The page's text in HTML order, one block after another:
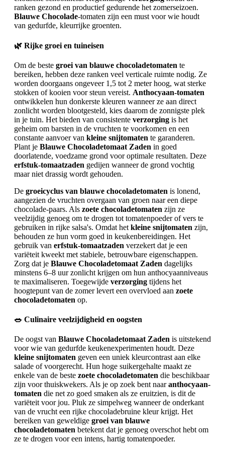
ranken gezond en productief gedurende het zomerseizoen.
Blauwe Chocolade-tomaten zijn een must voor wie houdt
van gedurfde, kleurrijke groenten.
🌿 Rijke groei en tuineisen
Om de beste groei van blauwe chocoladetomaten te
bereiken, hebben deze ranken veel verticale ruimte nodig. Ze
worden doorgaans ongeveer 1,5 tot 2 meter hoog, wat sterke
stokken of kooien voor steun vereist. Anthocyaan-tomaten
ontwikkelen hun donkerste kleuren wanneer ze aan direct
zonlicht worden blootgesteld, kies daarom de zonnigste plek
in je tuin. Het bieden van consistente verzorging is het
geheim om barsten in de vruchten te voorkomen en een
constante aanvoer van kleine snijtomaten te garanderen.
Plant je Blauwe Chocoladetomaat Zaden in goed
doorlatende, voedzame grond voor optimale resultaten. Deze
erfstuk-tomaatzaden gedijen wanneer de grond vochtig
maar niet drassig wordt gehouden.
De groeicyclus van blauwe chocoladetomaten is lonend,
aangezien de vruchten overgaan van groen naar een diepe
chocolade-paars. Als zoete chocoladetomaten zijn ze
veelzijdig genoeg om te drogen tot tomatenpoeder of vers te
gebruiken in rijke salsa's. Omdat het kleine snijtomaten zijn,
behouden ze hun vorm goed in keukenbereidingen. Het
gebruik van erfstuk-tomaatzaden verzekert dat je een
variëteit kweekt met stabiele, betrouwbare eigenschappen.
Zorg dat je Blauwe Chocoladetomaat Zaden dagelijks
minstens 6–8 uur zonlicht krijgen om hun anthocyaanniveaus
te maximaliseren. Toegewijde verzorging tijdens het
hoogtepunt van de zomer levert een overvloed aan zoete
chocoladetomaten op.
🥗 Culinaire veelzijdigheid en oogsten
De oogst van Blauwe Chocoladetomaat Zaden is uitstekend
voor wie van gedurfde keukenexperimenten houdt. Deze
kleine snijtomaten geven een uniek kleurcontrast aan elke
salade of voorgerecht. Hun hoge suikergehalte maakt ze
enkele van de beste zoete chocoladetomaten die beschikbaar
zijn voor thuiskwekers. Als je op zoek bent naaranthocyaan-
tomaten die net zo goed smaken als ze eruitzien, is dit de
variëteit voor jou. Pluk ze simpelweg wanneer de onderkant
van de vrucht een rijke chocoladebruine kleur krijgt. Het
bereiken van geweldige groei van blauwe
chocoladetomaten betekent dat je genoeg overschot hebt om
ze te drogen voor een intens, hartig tomatenpoeder.